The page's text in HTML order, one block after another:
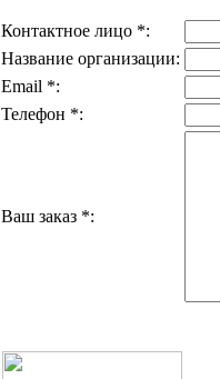
Контактное лицо *:
Название организации:
Email *:
Телефон *:
Ваш заказ *: